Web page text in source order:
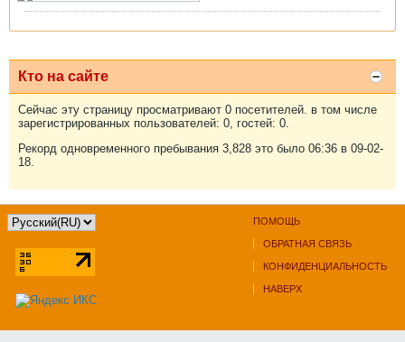
Кто на сайте
Сейчас эту страницу просматривают 0 посетителей. в том числе
зарегистрированных пользователей: 0, гостей: 0.
Рекорд одновременного пребывания 3,828 это было 06:36 в 09-02-
18.
ПОМОЩЬ
ОБРАТНАЯ СВЯЗЬ
КОНФИДЕНЦИАЛЬНОСТЬ
НАВЕРХ